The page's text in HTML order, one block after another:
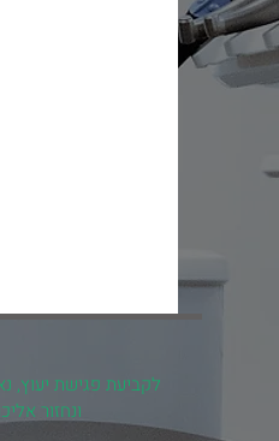
לקביעת פגישת יעוץ,
ונחזור